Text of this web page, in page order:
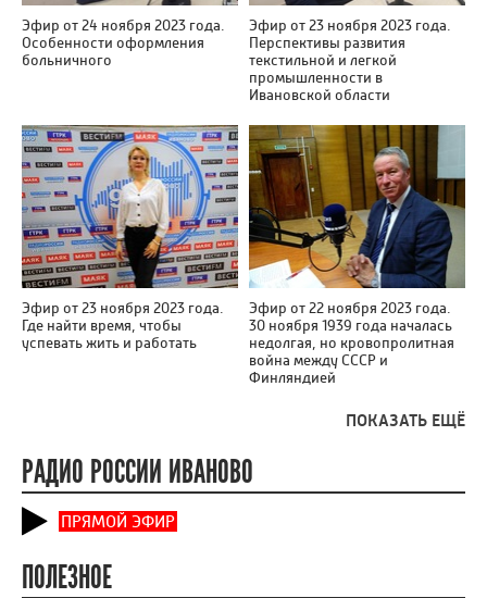
Эфир от 24 ноября 2023 года.
Особенности оформления
больничного
Эфир от 23 ноября 2023 года.
Перспективы развития
текстильной и легкой
промышленности в
Ивановской области
Эфир от 23 ноября 2023 года.
Где найти время, чтобы
успевать жить и работать
Эфир от 22 ноября 2023 года.
30 ноября 1939 года началась
недолгая, но кровопролитная
война между СССР и
Финляндией
ПОКАЗАТЬ ЕЩЁ
РАДИО РОССИИ ИВАНОВО
ПРЯМОЙ ЭФИР
ПОЛЕЗНОЕ